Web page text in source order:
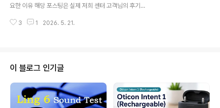
맞추면 끝나는 줄 알았는데, 막상 찾아보니 지원금 신청 과
요한 이유 해당 포스팅은 실제 저희 센터 고객님의 후기를
사를 하다가 예전과는 조금 다른 모습을 느끼게 되었어요.
지고 있었고요. 정작 본인은 “그냥 나이가 들어서 그런 거
지”라며 크게 불편하지 않다고 말씀하시는데, 가족 입장에
서는 작은 변화도 금방 눈에 들어오잖아요. 처음에는 대수
롭지 않게 넘겼는데, 점점 대화가 끊기고 답답해지는 상황
이 반복되다 보니 이번에는 정확하게 확인을 받아보자는
3 1 2026. 5. 21.
이 블로그 인기글